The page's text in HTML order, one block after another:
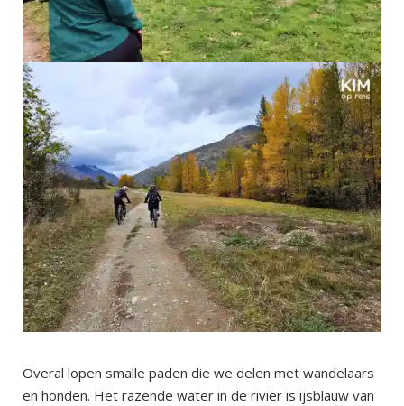
Overal lopen smalle paden die we delen met wandelaars
en honden. Het razende water in de rivier is ijsblauw van